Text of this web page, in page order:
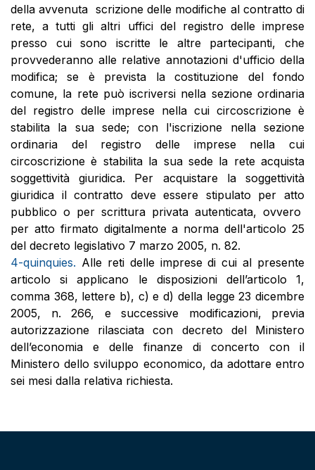
della avvenuta scrizione delle modifiche al contratto di
rete, a tutti gli altri uffici del registro delle imprese
presso cui sono iscritte le altre partecipanti, che
provvederanno alle relative annotazioni d'ufficio della
modifica; se è prevista la costituzione del fondo
comune, la rete può iscriversi nella sezione ordinaria
del registro delle imprese nella cui circoscrizione è
stabilita la sua sede; con l'iscrizione nella sezione
ordinaria del registro delle imprese nella cui
circoscrizione è stabilita la sua sede la rete acquista
soggettività giuridica. Per acquistare la soggettività
giuridica il contratto deve essere stipulato per atto
pubblico o per scrittura privata autenticata, ovvero
per atto firmato digitalmente a norma dell'articolo 25
del decreto legislativo 7 marzo 2005, n. 82.
4-quinquies. Alle reti delle imprese di cui al presente
articolo si applicano le disposizioni dell’articolo 1,
comma 368, lettere b), c) e d) della legge 23 dicembre
2005, n. 266, e successive modificazioni, previa
autorizzazione rilasciata con decreto del Ministero
dell’economia e delle finanze di concerto con il
Ministero dello sviluppo economico, da adottare entro
sei mesi dalla relativa richiesta.